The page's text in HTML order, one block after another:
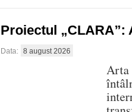
Proiectul „CLARA”:
Data: 8 august 2026